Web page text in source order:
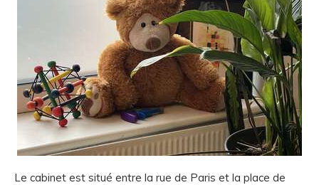
Le cabinet est situé entre la rue de Paris et la place de